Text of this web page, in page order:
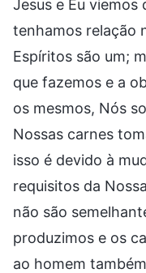
Jesus e Eu viemos
tenhamos relação
Espíritos são um;
que fazemos e a
os mesmos, Nós
Nossas carnes
isso é devido à
requisitos da
não são
produzimos e os
ao homem